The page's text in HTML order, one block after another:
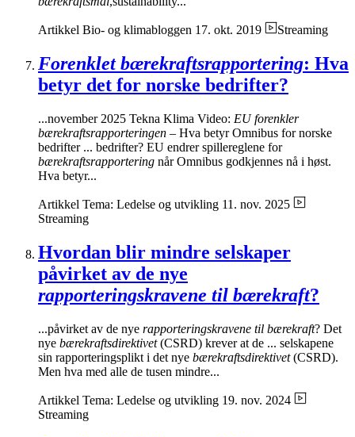
Artikkel Bio- og klimabloggen 17. okt. 2019 Streaming
Forenklet bærekraftsrapportering: Hva
betyr det for norske bedrifter?
...november 2025 Tekna Klima Video: EU forenkler
bærekraftsrapporteringen – Hva betyr Omnibus for norske
bedrifter ... bedrifter? EU endrer spillereglene for
bærekraftsrapportering når Omnibus godkjennes nå i høst.
Hva betyr...
Artikkel Tema: Ledelse og utvikling 11. nov. 2025
Streaming
Hvordan blir mindre selskaper
påvirket av de nye
rapporteringskravene til bærekraft?
...påvirket av de nye rapporteringskravene til bærekraft? Det
nye bærekraftsdirektivet(CSRD) krever at de ... selskapene
sin rapporteringsplikt i det nye bærekraftsdirektivet(CSRD).
Men hva med alle de tusen mindre...
Artikkel Tema: Ledelse og utvikling 19. nov. 2024
Streaming